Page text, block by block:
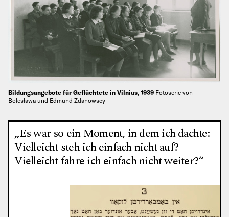
Bildungsangebote für Geflüchtete in Vilnius, 1939 Fotoserie von
Bolesława und Edmund Zdanowscy
„Es war so ein Moment, in dem ich dachte:
Vielleicht steh ich einfach nicht auf?
Vielleicht fahre ich einfach nicht weiter?“